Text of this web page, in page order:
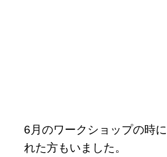
6月のワークショップの時
れた方もいました。